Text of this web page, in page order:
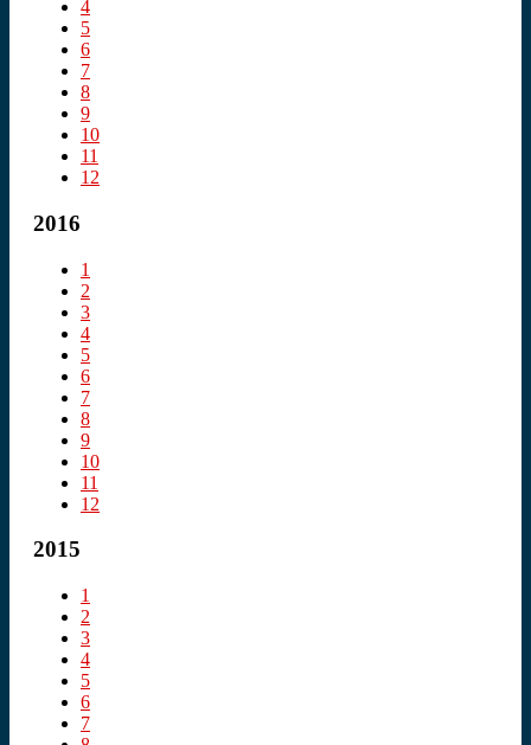
4
5
6
7
8
9
10
11
12
2016
1
2
3
4
5
6
7
8
9
10
11
12
2015
1
2
3
4
5
6
7